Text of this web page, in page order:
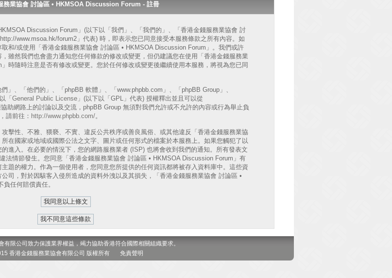
務業協會 討論區 • HKMSOA Discussion Forum - 註冊
Discussion Forum」(以下以「我們」、「我們的」、「香港金錢服務業協會 討
www.msoa.hk/forum2」代表) 時，即表示您已同意接受本服務條款之所有內容。如
和/或使用「香港金錢服務業協會 討論區 • HKMSOA Discussion Forum」。我們或許
雖然我們也會盡力通知您任何條款的修改或變更，但仍建議您在使用「香港金錢服務業
時隨時注意是否有修改或變更。您於任何修改或變更後繼續使用本服務，將視為您已同
」、「他們的」、「phpBB 軟體」、「www.phpbb.com」、「phpBB Group」、
「 General Public License」(以下以「GPL」代表) 授權釋出並且可以從
助網路上的討論以及交流，phpBB Group 無須對我們允許或不允許的內容或行為舉止負
請前往： http://www.phpbb.com/。
擊性、不雅、猥褻、不實、違反公共秩序或善良風俗、或其他違反「香港金錢服務業協
在國家或地域或國際公法之文字、圖片或任何形式的檔案於本服務上。如果您觸犯了以
進入。在必要的情況下，您的網路服務業者 (ISP) 也將會收到我們的通知。所有發表文
法情節發生。您同意「香港金錢服務業協會 討論區 • HKMSOA Discussion Forum」有
題的權力。作為一個使用者，您同意您所提供的任何資訊都將被存入資料庫中。這些資
司，對於因駭客入侵所造成的資料外洩以及其損失，「香港金錢服務業協會 討論區 •
任何賠償責任。
有限公司致力保護業界權益，竭力協助香港符合國際相關組織要求。
香港金錢服務業協會有限公司 版權所有 免責聲明